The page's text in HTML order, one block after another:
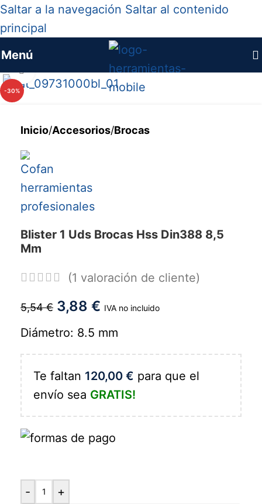
Saltar a la navegación Saltar al contenido
principal
Menú
-30%
Haga clic para ampliar
Inicio/Accesorios/Brocas
Blister 1 Uds Brocas Hss Din388 8,5
Mm
(1 valoración de cliente)
5,54€ 3,88 € IVA no incluido
Diámetro: 8.5 mm
Te faltan 120,00 € para que el
envío sea GRATIS!
- +